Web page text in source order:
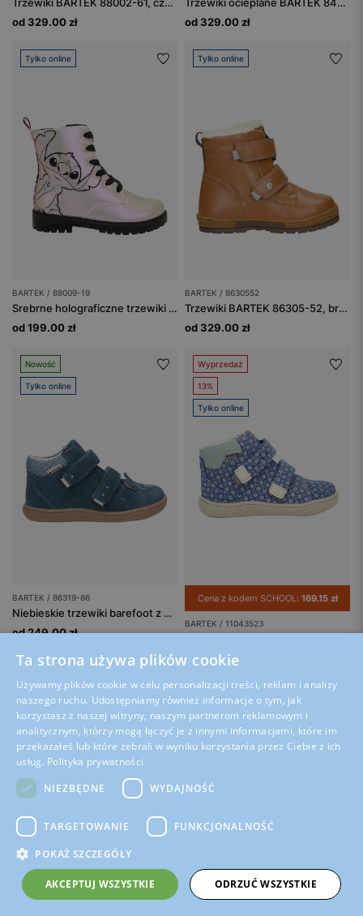
od 329.00 zł
od 329.00 zł
Tylko online
BARTEK / 88009-19
Srebrne holograficzne trzewiki dziecięce Stitch BARTEK 88009-19
od 199.00 zł
Tylko online
BARTEK / 8630552
Trzewiki BARTEK 86305-52, brązowe
od 329.00 zł
Nowość
Tylko online
BARTEK / 86319-86
Niebieskie trzewiki barefoot z misiem na noskach BARTEK 86319-86
od 249.00 zł
Wyprzedaż
13%
Tylko online
Cena z kodem SCHOOL: 169.15 zł
BARTEK / 11043523
199.00 zł
wprowadzeniem obniżki: 229.00 zł
Cena regularna: 229.00 zł
Inni szukali również
Złote trzewiki dla dziewczynki Zielone trzewiki dla dziewczynki
Ta strona używa plików cookie
Używamy plików cookie w celu personalizacji treści, reklam i analizy
naszego ruchu. Udostępniamy również informacje o tym, jak
korzystasz z naszej witryny, naszym partnerom reklamowym i
analitycznym, którzy mogą łączyć je z innymi informacjami, które im
przekazałeś lub które zebrali w wyniku korzystania przez Ciebie z ich
usług. Polityka prywatności
NIEZBĘDNE
WYDAJNOŚĆ
TARGETOWANIE FUNKCJONALNOŚĆ
POKAŻ SZCZEGÓŁY
AKCEPTUJ WSZYSTKIE ODRZUĆ WSZYSTKIE